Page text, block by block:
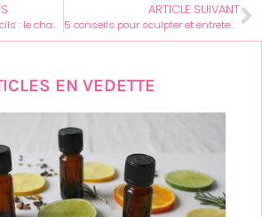
Microshading des sourcils : le changement subtil pour rehausser votre beauté naturelle
ARTICLE SUIVANT
5 conseils pour sculpter et entretenir vos gros sourcils pour un style féminin unique
EN VEDETTE